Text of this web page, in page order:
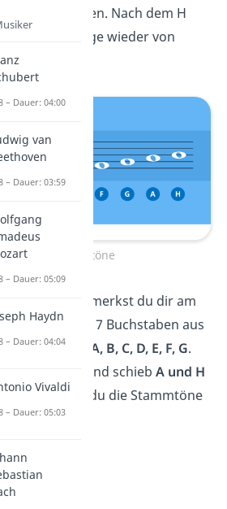
Nach dem H
die Reihenfolge wieder von
C.
Stammtöne
Stammtöne merkst du dir am
mit den ersten 7 Buchstaben aus
— also
A, B, C, D, E, F, G.
und schieb A und H
. So erhältst du die Stammtöne
F, G, A, H.
– Dauer: 04:00
van
– Dauer: 03:59
– Dauer: 05:09
Haydn
– Dauer: 04:04
Vivaldi
– Dauer: 05:03